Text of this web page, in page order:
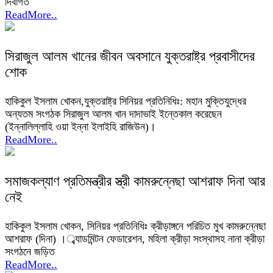
ReadMore..
সিরাজুল আলম খানের জীবন অবসানে যুক্তরাষ্ট্র প্রবাসীদের
শোক
হাকিকুল ইসলাম খোকন,যুক্তরাষ্ট্র সিনিয়র প্রতিনিধিঃ: মহান মুক্তিযুদ্ধের
অন্যতম সংগঠক সিরাজুল আলম খান দাদাভাই ইন্তেকাল করেছেন
(ইন্নালিল্লাহি ওয়া ইন্না ইলাইহি রাজিউন)।
ReadMore..
সমাজকল্যাণ প্রতিমন্ত্রীর স্ত্রী কামরুন্নেছা আশরাফ দিনা আর
নেই
হাকিকুল ইসলাম খোকন, সিনিয়র প্রতিনিধিঃ ক্রীড়াঙ্গনে পরিচিত মুখ কামরুন্নেছা
আশরাফ (দিনা) ।্ব্যাডমিন্টন ফেডারেশন, মহিলা ক্রীড়া সংস্থাসহ নানা ক্রীড়া
সংগঠনে জড়িত
ReadMore..